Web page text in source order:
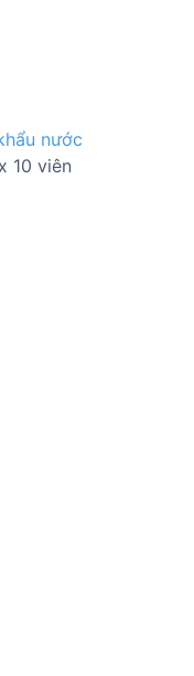
nước
10 viên